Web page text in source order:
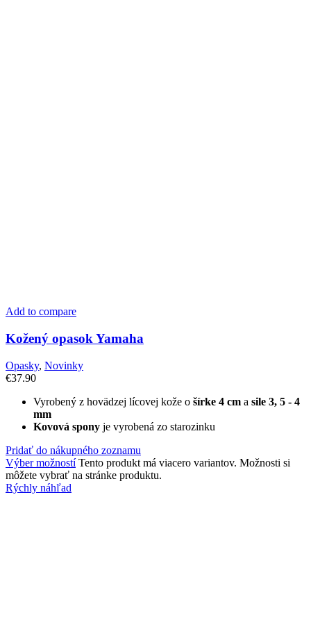
Add to compare
Kožený opasok Yamaha
Opasky, Novinky
€37.90
Vyrobený z hovädzej lícovej kože o šírke 4 cm a sile 3, 5 - 4
mm
Kovová spony je vyrobená zo starozinku
Pridať do nákupného zoznamu
Výber možností Tento produkt má viacero variantov. Možnosti si
môžete vybrať na stránke produktu.
Rýchly náhľad